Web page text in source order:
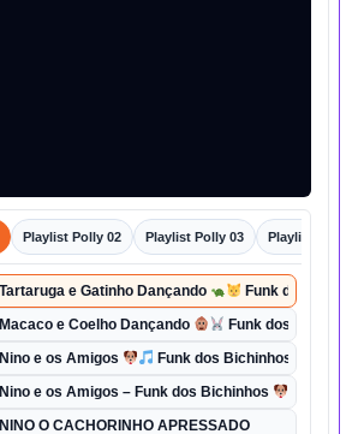
Playlist Polly 02 Playlist Polly 03 Playlist Polly
Tartaruga e Gatinho Dançando Funk dos
Macaco e Coelho Dançando Funk dos
Nino e os Amigos Funk dos Bichinhos | Dança
Nino e os Amigos – Funk dos Bichinhos
NINO O CACHORINHO APRESSADO